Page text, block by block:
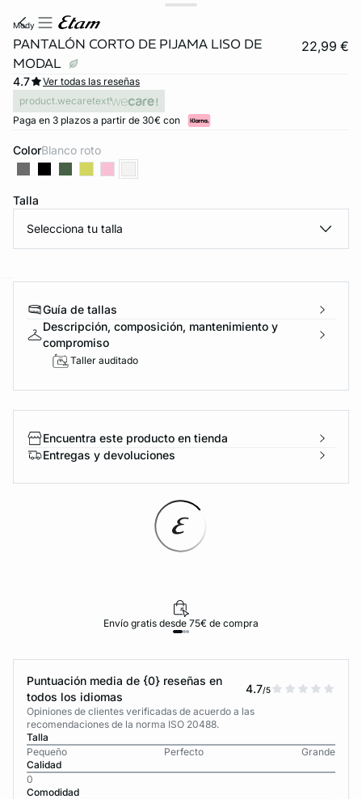
mody
PANTALÓN CORTO DE PIJAMA LISO DE
MODAL
22,99 €
4.7
Ver todas las reseñas
product.wecaretext
Paga en 3 plazos a partir de 30€ con
Color blanco roto
Talla
Selecciona tu talla
Guía de tallas
Descripción, composición, mantenimiento y
compromiso
Taller auditado
Encuentra este producto en tienda
Entregas y devoluciones
Envío gratis desde 75€ de compra
Puntuación media de {0} reseñas en
todos los idiomas
4.7/5
Opiniones de clientes verificadas de acuerdo a las
recomendaciones de la norma ISO 20488.
Talla
Pequeño
Perfecto
Grande
Calidad
0
Comodidad